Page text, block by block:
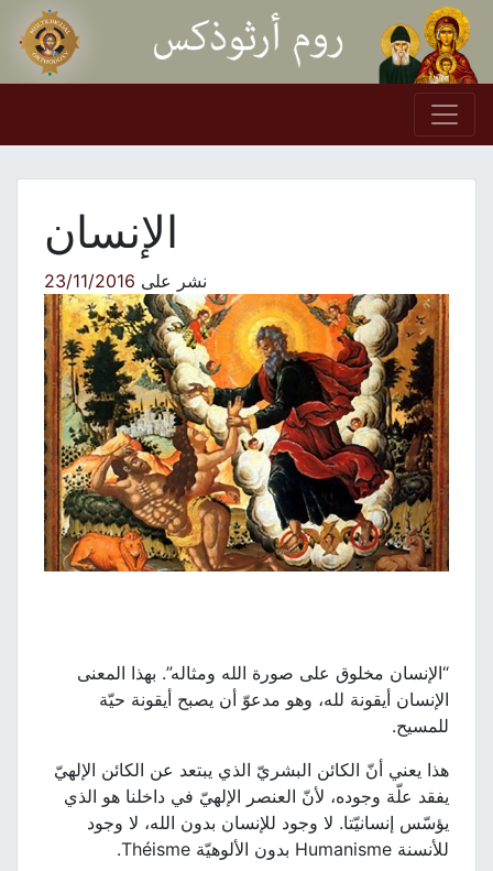
Skip to content
Main Navigation
الإنسان
نشر على23/11/2016
“الإنسان مخلوق على صورة الله ومثاله”. بهذا المعنى
الإنسان أيقونة لله، وهو مدعوّ أن يصبح أيقونة حيّة
للمسيح.
هذا يعني أنّ الكائن البشريّ الذي يبتعد عن الكائن الإلهيّ
يفقد علّة وجوده، لأنّ العنصر الإلهيّ في داخلنا هو الذي
يؤسّس إنسانيّتا. لا وجود للإنسان بدون الله، لا وجود
للأنسنة Humanisme بدون الألوهيّة Théisme.